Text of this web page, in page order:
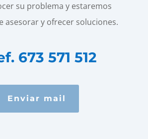
su problema y estaremos
asesorar y ofrecer soluciones.
673 571 512
Enviar mail